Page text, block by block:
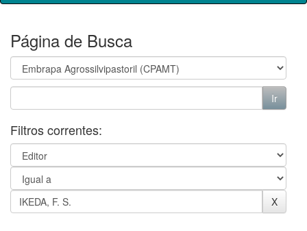
Página de Busca
Filtros correntes: